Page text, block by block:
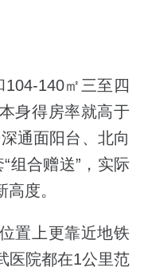
140㎡三至四
身得房率就高于
通面阳台、北向
组合赠送”，实际
度。
置上更靠近地铁
医院都在1公里范